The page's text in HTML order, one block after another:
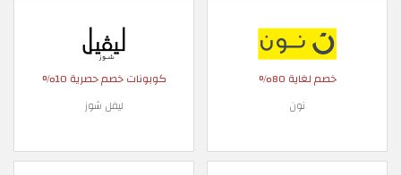
خصم لغاية 80%
نون
كوبونات خصم حصرية 10%
ليفل شوز